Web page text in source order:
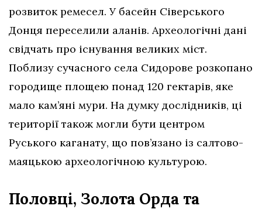
розвиток ремесел. У басейн Сіверського
Донця переселили аланів. Археологічні дані
свідчать про існування великих міст.
Поблизу сучасного села Сидорове розкопано
городище площею понад 120 гектарів, яке
мало кам’яні мури. На думку дослідників, ці
території також могли бути центром
Руського каганату, що пов’язано із салтово-
маяцькою археологічною культурою.
Половці, Золота Орда та